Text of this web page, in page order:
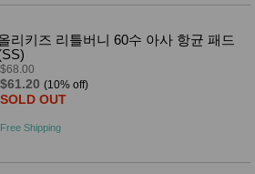
리키즈 리틀버니 60수 아사 항균 패드
$68.00
$61.20 (10% off)
SOLD OUT
Free Shipping